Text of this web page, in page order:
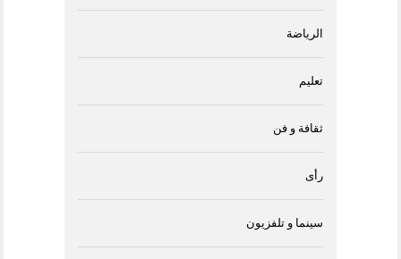
الرياضة
تعليم
ثقافة و فن
رأى
سينما و تلفزيون